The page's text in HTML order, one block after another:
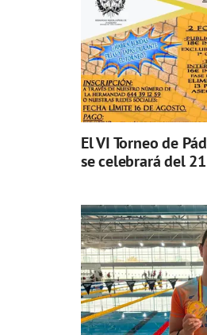
El VI Torneo de
se celebrará del